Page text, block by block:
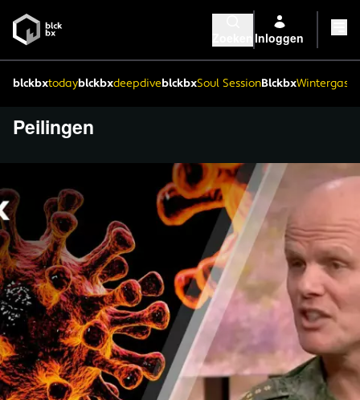
Inloggen
blckbxtodayblckbxdeepdiveblckbxSoul SessionBlckbx
Peilingen